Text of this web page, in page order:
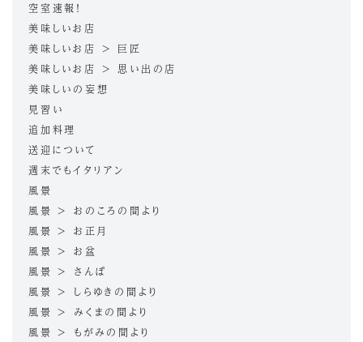
空室速報！
美味しいお店
美味しいお店 > 巨匠
美味しいお店 > 思い出の店
美味しいの妄想
見習い
追加料理
送迎について
週末でもイタリアン
風景
風景 > おのころの間より
風景 > お正月
風景 > お盆
風景 > さんぽ
風景 > しらゆきの間より
風景 > みくまの間より
風景 > もがみの間より